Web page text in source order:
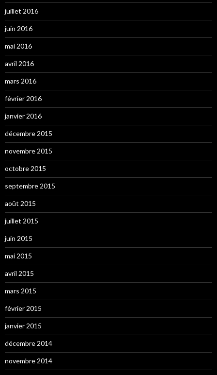
juillet 2016
juin 2016
mai 2016
avril 2016
mars 2016
février 2016
janvier 2016
décembre 2015
novembre 2015
octobre 2015
septembre 2015
août 2015
juillet 2015
juin 2015
mai 2015
avril 2015
mars 2015
février 2015
janvier 2015
décembre 2014
novembre 2014